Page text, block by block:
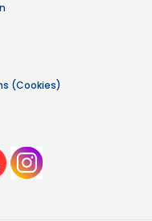
(Cookies)